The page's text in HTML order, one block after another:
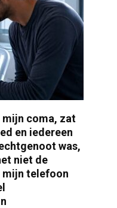
mijn coma, zat
en iedereen
was,
niet de
mijn telefoon